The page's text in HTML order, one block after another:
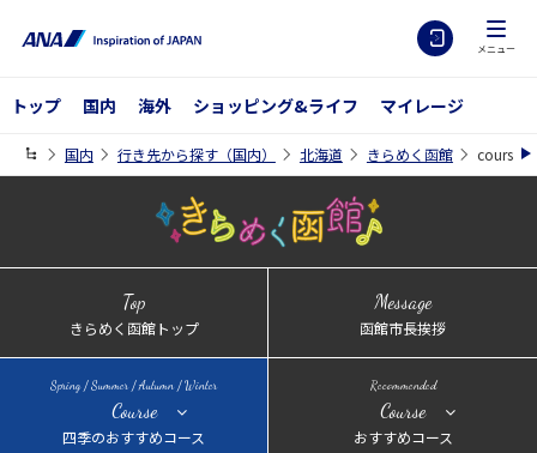
メニュー
トップ 国内 海外 ショッピング&ライフ マイレージ
国内 行き先から探す（国内） 北海道 きらめく函館 course
Top
きらめく函館トップ
Message
函館市長挨拶
Spring / Summer / Autumn / Winter
Course
四季のおすすめコース
Recommended
Course
おすすめコース